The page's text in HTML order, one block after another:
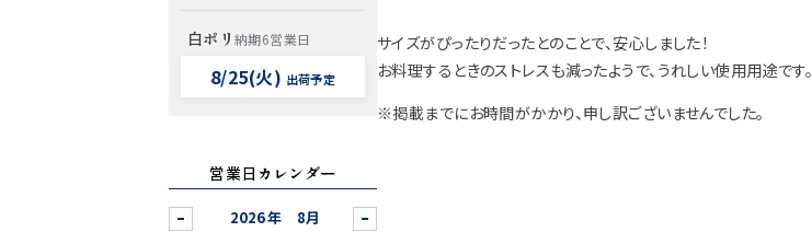
サイズがぴったりだったとのことで、安心しました！
お料理するときのストレスも減ったようで、うれしい使用用途です。
※掲載までにお時間がかかり、申し訳ございませんでした。
白ポリ納期6営業日
8/25(火) 出荷予定
営業日カレンダー
8月